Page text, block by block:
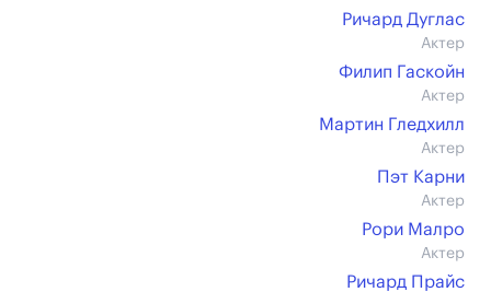
Ричард Дуглас
Актер
Филип Гаскойн
Актер
Мартин Гледхилл
Актер
Пэт Карни
Актер
Рори Малро
Актер
Ричард Прайс